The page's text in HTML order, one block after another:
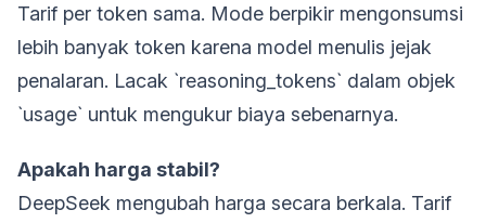
Tarif per token sama. Mode berpikir mengonsumsi
lebih banyak token karena model menulis jejak
penalaran. Lacak `reasoning_tokens` dalam objek
`usage` untuk mengukur biaya sebenarnya.
Apakah harga stabil?
DeepSeek mengubah harga secara berkala. Tarif